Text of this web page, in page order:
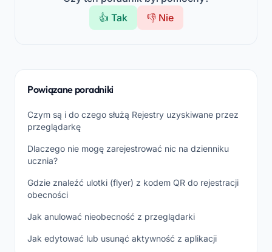
👍 Tak
👎 Nie
Powiązane poradniki
Czym są i do czego służą Rejestry uzyskiwane przez
przeglądarkę
Dlaczego nie mogę zarejestrować nic na dzienniku
ucznia?
Gdzie znaleźć ulotki (flyer) z kodem QR do rejestracji
obecności
Jak anulować nieobecność z przeglądarki
Jak edytować lub usunąć aktywność z aplikacji